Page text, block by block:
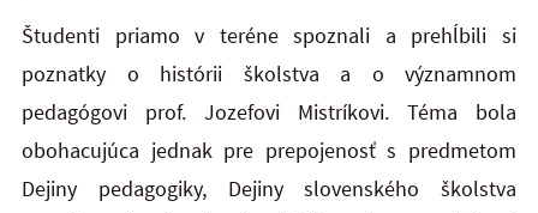
Študenti priamo v teréne spoznali a prehĺbili si
poznatky o histórii školstva a o významnom
pedagógovi prof. Jozefovi Mistríkovi. Téma bola
obohacujúca jednak pre prepojenosť s predmetom
Dejiny pedagogiky, Dejiny slovenského školstva